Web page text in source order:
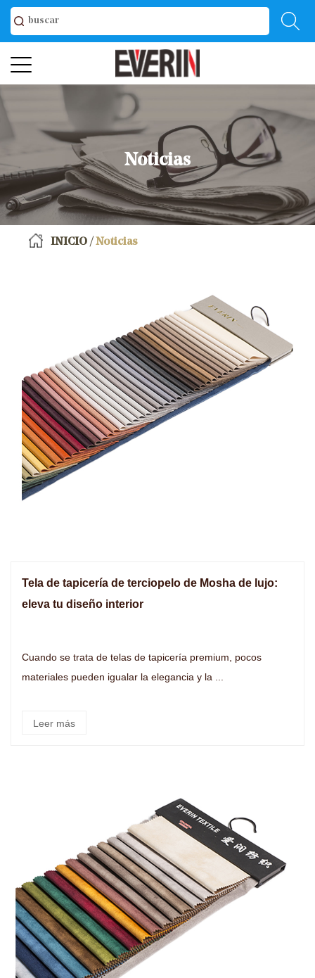
Noticias
INICIO /Noticias
Tela de tapicería de terciopelo de Mosha de lujo:
eleva tu diseño interior
Cuando se trata de telas de tapicería premium, pocos
materiales pueden igualar la elegancia y la ...
Leer más